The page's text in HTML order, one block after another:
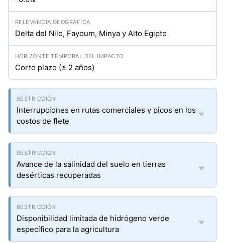
Delta del Nilo, Fayoum, Minya y Alto Egipto
Corto plazo (≤ 2 años)
Interrupciones en rutas comerciales y picos en los
costos de flete
Avance de la salinidad del suelo en tierras
desérticas recuperadas
Disponibilidad limitada de hidrógeno verde
específico para la agricultura